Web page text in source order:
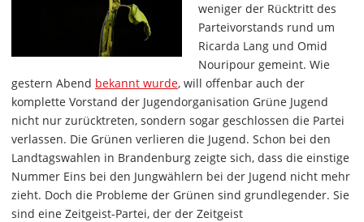
weniger der Rücktritt des
Parteivorstands rund um
Ricarda Lang und Omid
Nouripour gemeint. Wie
gestern Abend bekannt wurde, will offenbar auch der
komplette Vorstand der Jugendorganisation Grüne Jugend
nicht nur zurücktreten, sondern sogar geschlossen die Partei
verlassen. Die Grünen verlieren die Jugend. Schon bei den
Landtagswahlen in Brandenburg zeigte sich, dass die einstige
Nummer Eins bei den Jungwählern bei der Jugend nicht mehr
zieht. Doch die Probleme der Grünen sind grundlegender. Sie
sind eine Zeitgeist-Partei, der der Zeitgeist